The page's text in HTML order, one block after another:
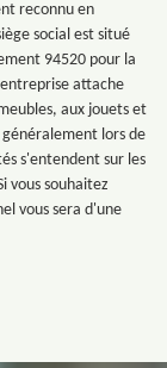
reconnu en
social est situé
94520 pour la
attache
aux jouets et
lors de
s'entendent sur les
vous souhaitez
vous sera d'une